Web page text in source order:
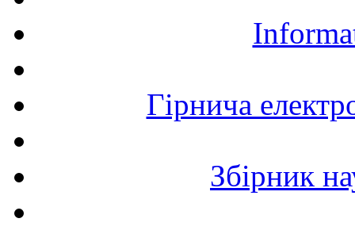
Гірнича
Збірник